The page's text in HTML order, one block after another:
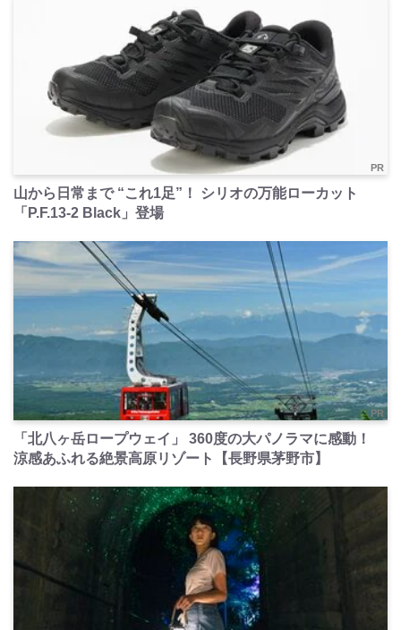
PR
山から日常まで “これ1足”！ シリオの万能ローカット
「P.F.13-2 Black」登場
PR
「北八ヶ岳ロープウェイ」 360度の大パノラマに感動！
涼感あふれる絶景高原リゾート【長野県茅野市】